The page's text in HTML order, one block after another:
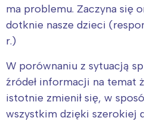
ma problemu. Zaczyna się
dotknie nasze dzieci
r.)
W porównaniu z sytuacją
źródeł informacji na temat
istotnie zmienił się, w
wszystkim dzięki szerokiej